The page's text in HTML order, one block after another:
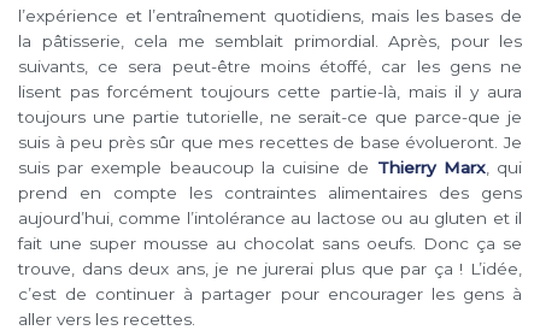
l’expérience et l’entraînement quotidiens, mais les bases de
la pâtisserie, cela me semblait primordial. Après, pour les
suivants, ce sera peut-être moins étoffé, car les gens ne
lisent pas forcément toujours cette partie-là, mais il y aura
toujours une partie tutorielle, ne serait-ce que parce-que je
suis à peu près sûr que mes recettes de base évolueront. Je
suis par exemple beaucoup la cuisine de Thierry Marx, qui
prend en compte les contraintes alimentaires des gens
aujourd’hui, comme l’intolérance au lactose ou au gluten et il
fait une super mousse au chocolat sans oeufs. Donc ça se
trouve, dans deux ans, je ne jurerai plus que par ça ! L’idée,
c’est de continuer à partager pour encourager les gens à
aller vers les recettes.